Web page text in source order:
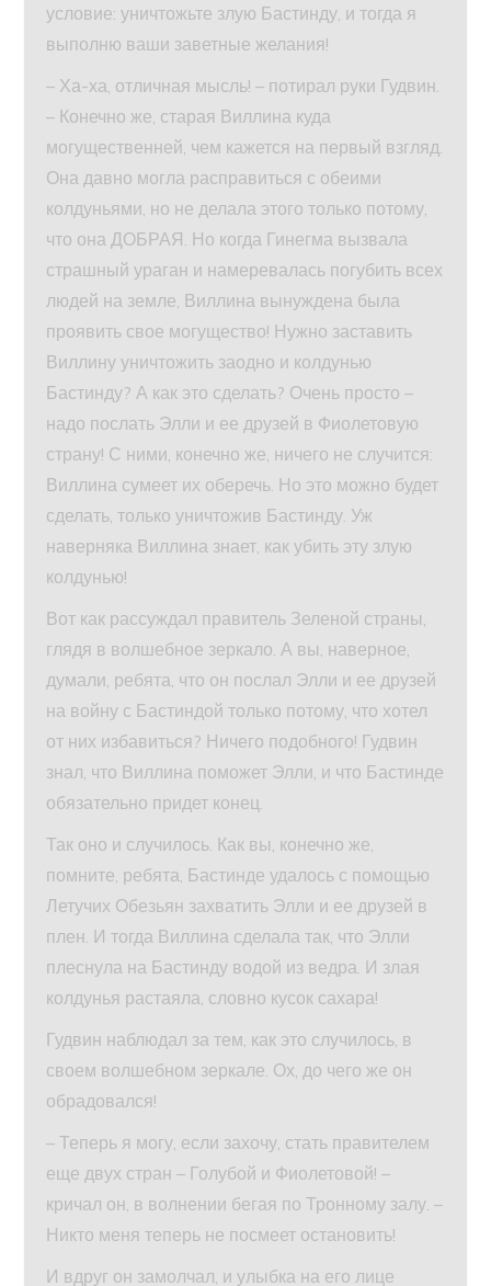
условие: уничтожьте злую Бастинду, и тогда я
выполню ваши заветные желания!
– Ха-ха, отличная мысль! – потирал руки Гудвин.
– Конечно же, старая Виллина куда
могущественней, чем кажется на первый взгляд.
Она давно могла расправиться с обеими
колдуньями, но не делала этого только потому,
что она ДОБРАЯ. Но когда Гинегма вызвала
страшный ураган и намеревалась погубить всех
людей на земле, Виллина вынуждена была
проявить свое могущество! Нужно заставить
Виллину уничтожить заодно и колдунью
Бастинду? А как это сделать? Очень просто –
надо послать Элли и ее друзей в Фиолетовую
страну! С ними, конечно же, ничего не случится:
Виллина сумеет их оберечь. Но это можно будет
сделать, только уничтожив Бастинду. Уж
наверняка Виллина знает, как убить эту злую
колдунью!
Вот как рассуждал правитель Зеленой страны,
глядя в волшебное зеркало. А вы, наверное,
думали, ребята, что он послал Элли и ее друзей
на войну с Бастиндой только потому, что хотел
от них избавиться? Ничего подобного! Гудвин
знал, что Виллина поможет Элли, и что Бастинде
обязательно придет конец.
Так оно и случилось. Как вы, конечно же,
помните, ребята, Бастинде удалось с помощью
Летучих Обезьян захватить Элли и ее друзей в
плен. И тогда Виллина сделала так, что Элли
плеснула на Бастинду водой из ведра. И злая
колдунья растаяла, словно кусок сахара!
Гудвин наблюдал за тем, как это случилось, в
своем волшебном зеркале. Ох, до чего же он
обрадовался!
– Теперь я могу, если захочу, стать правителем
еще двух стран – Голубой и Фиолетовой! –
кричал он, в волнении бегая по Тронному залу. –
Никто меня теперь не посмеет остановить!
И вдруг он замолчал, и улыбка на его лице